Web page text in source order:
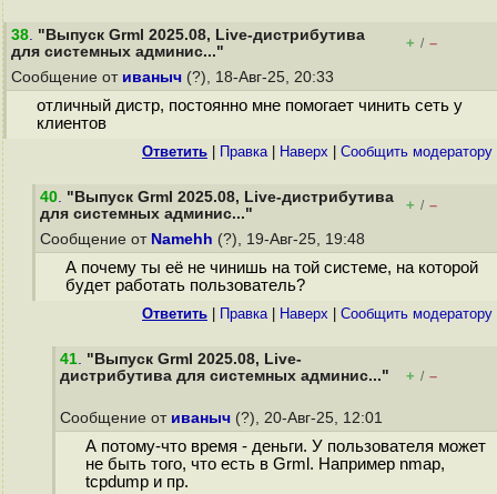
38. "Выпуск Grml 2025.08, Live-дистрибутива
для системных админис..."
+ / –
Сообщение от иваныч (?), 18-Авг-25, 20:33
отличный дистр, постоянно мне помогает чинить сеть у
клиентов
Ответить Правка| Наверх Cообщить модератору
40. "Выпуск Grml 2025.08, Live-дистрибутива
для системных админис..."
+ / –
Сообщение от Namehh (?), 19-Авг-25, 19:48
А почему ты её не чинишь на той системе, на которой
будет работать пользователь?
Ответить Правка| Наверх Cообщить модератору
41. "Выпуск Grml 2025.08, Live-
дистрибутива для системных админис..."
+ / –
Сообщение от иваныч (?), 20-Авг-25, 12:01
А потому-что время - деньги. У пользователя может
не быть того, что есть в Grml. Например nmap,
tcpdump и пр.